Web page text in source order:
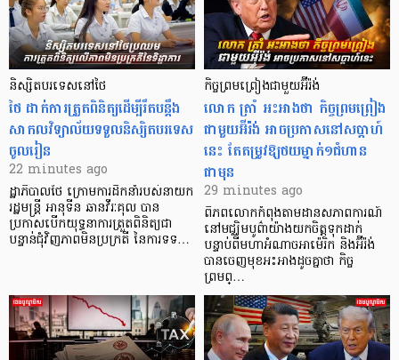
និស្សិតបរទេសនៅថៃ
ថៃ ដាក់ការត្រួតពិនិត្យ​ដើម្បីរឹតបន្ដឹង
សាកលវិទ្យាល័យទទួលនិស្សិតបរទេស
ចូលរៀន
22 minutes ago
ដ្ឋាភិបាលថៃ ក្រោមការដឹកនាំរបស់នាយក
រដ្ឋមន្ត្រី អានុទីន ឆានវីរៈគុល បាន
ប្រកាសបើកយុទ្ធនាការត្រួតពិនិត្យជា
បន្ទាន់ជុំវិញភាពមិនប្រក្រតី នៃការទទ…
កិច្ចព្រមព្រៀងជាមួយអ៊ីរ៉ង់
លោក ត្រាំ អះអាងថា កិច្ចព្រមព្រៀង
ជាមួយអ៊ីរ៉ង់ អាចប្រកាសនៅសប្តាហ៍
នេះ តែតម្រូវឱ្យថយម្នាក់១ជំហាន
ជាមុន
29 minutes ago
ពិភពលោកកំពុងតាមដានសភាពការណ៍
នៅមជ្ឈិមបូព៌ាយ៉ាងយកចិត្តទុកដាក់
បន្ទាប់ពីមហាអំណាចអាម៉េរិក និងអ៊ីរ៉ង់
បានចេញមុខអះអាងដូចគ្នាថា កិច្ច
ព្រមព្…